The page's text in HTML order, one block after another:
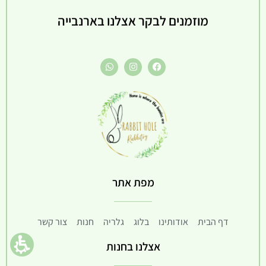
המחיר
הוא
39.00 ₪
מוזמנים לבקר אצלנו בארנבייה
מפת אתר
דף הבית אודותינו בלוג גלריה חנות צור קשר
אצלנו בחנות